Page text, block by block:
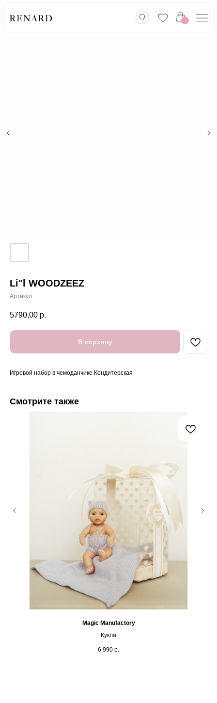
Li"l WOODZEEZ
Артикул:
5790,00 р.
В корзину
Игровой набор в чемоданчике Кондитерская
Смотрите также
Magic Manufactory
Кукла
6 990 р.